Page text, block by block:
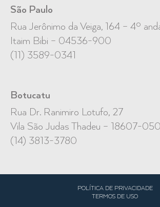
São Paulo
Rua Jerônimo da Veiga, 164 – 4º
Itaim Bibi – 04536-900
(11) 3589-0341
Botucatu
Rua Dr. Ranimiro Lotufo, 27
Vila São Judas Thadeu – 18607-050
(14) 3813-3780
POLÍTICA DE PRIVACIDADE
TERMOS DE USO